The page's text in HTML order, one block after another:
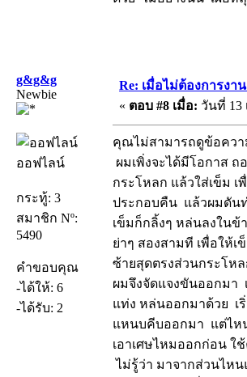
g&g&g
Newbie
ออฟไลน์
กระทู้: 3
สมาชิก Nº:
5490
คำขอบคุณ
-ได้ให้: 6
-ได้รับ: 2
Re: เมื่อไม่ต้องการงา
« ตอบ #8 เมื่อ: วันที่ 13
คุณไม่สามารถดูข้อคว
ผมเพิ่งจะได้มีโอกาส
กระโหลก แล้วใส่เข็ม
ประกอบคืน แล้วผมดัน
เข็มก็กลิ้งๆ หล่นลงใน
ย่าๆ สองสามที เพื่อให้
ซ้ายสุดตรงส่วนกระโห
ผมจึงจัดแจงขันออกมา
แท่ง หล่นออกมาด้วย เ
แหนบคีบออกมา แต่ไห
เอาเศษไหมออกก่อน ใ
ไม่รู้ว่า มาจากส่วนไห